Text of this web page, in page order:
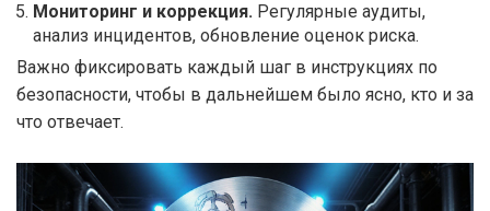
Мониторинг и коррекция. Регулярные аудиты,
анализ инцидентов, обновление оценок риска.
Важно фиксировать каждый шаг в инструкциях по
безопасности, чтобы в дальнейшем было ясно, кто и за
что отвечает.